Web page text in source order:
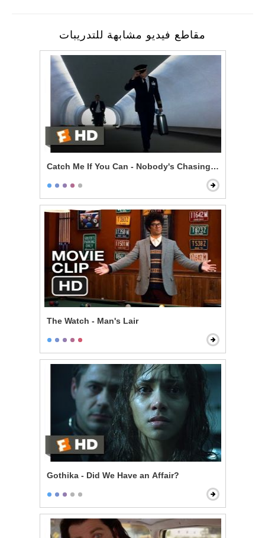
مقاطع فيديو مشابهة للتدريبات
Catch Me If You Can - Nobody's Chasing You
The Watch - Man's Lair
Gothika - Did We Have an Affair?